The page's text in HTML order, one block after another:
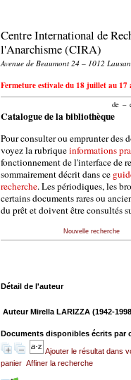
Centre International de
l'Anarchisme (CIRA)
Avenue de Beaumont 24 – 1012
Fermeture estivale du 18 juillet au 17
de –
Catalogue de la bibliothèque
Pour consulter ou emprunter des
voyez la rubriqueinformations
fonctionnement de l'interface de
sommairement décrit dans ce
recherche. Les périodiques, les
certains documents rares ou
du prêt et doivent être consultés
Nouvelle recherche
Détail de l'auteur
Auteur Mirella LARIZZA (1942-
Documents disponibles écrits par
Ajouter le résultat dans
panier Affiner la recherche